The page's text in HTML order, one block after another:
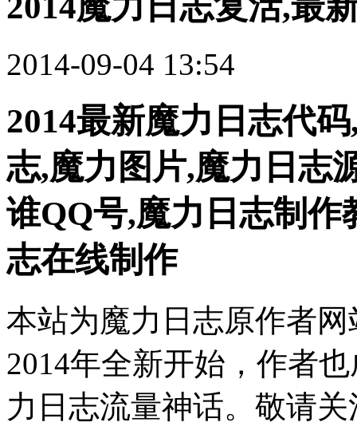
2014-09-04 13:54
2014最新魔力日志代
志,魔力图片,魔力日志
谁QQ号,魔力日志制
志在线制作
本站为魔力日志原作者
2014年全新开始，作者
力日志流量神话。敬请关